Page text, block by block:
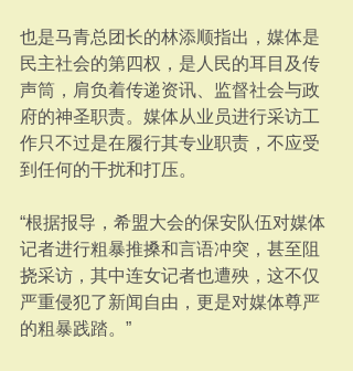
也是马青总团长的林添顺指出，媒体是
民主社会的第四权，是人民的耳目及传
声筒，肩负着传递资讯、监督社会与政
府的神圣职责。媒体从业员进行采访工
作只不过是在履行其专业职责，不应受
到任何的干扰和打压。
“根据报导，希盟大会的保安队伍对媒体
记者进行粗暴推搡和言语冲突，甚至阻
挠采访，其中连女记者也遭殃，这不仅
严重侵犯了新闻自由，更是对媒体尊严
的粗暴践踏。”